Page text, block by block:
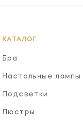
КАТАЛОГ
Бра
Настольные лампы
Подсветки
Люстры